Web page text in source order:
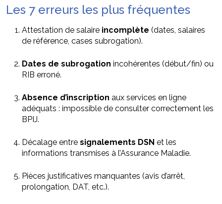
Les 7 erreurs les plus fréquentes
Attestation de salaire incomplète (dates, salaires
de référence, cases subrogation).
Dates de subrogation incohérentes (début/fin) ou
RIB erroné.
Absence d’inscription aux services en ligne
adéquats : impossible de consulter correctement les
BPIJ.
Décalage entre signalements DSN et les
informations transmises à l’Assurance Maladie.
Pièces justificatives manquantes (avis d’arrêt,
prolongation, DAT, etc.).